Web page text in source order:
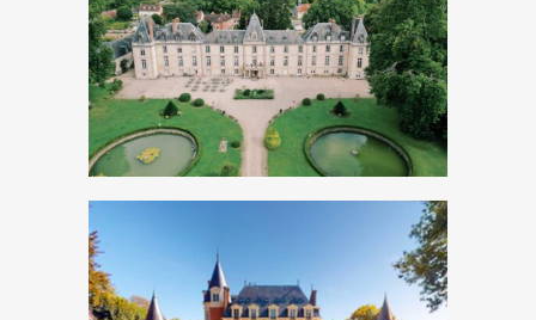
Découvrir
Découvrir